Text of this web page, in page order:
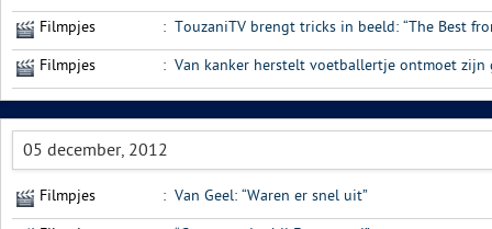
Filmpjes
: TouzaniTV brengt tricks in beeld: “The Best
Filmpjes : Van kanker herstelt voetballertje ontmoet zijn
05 december, 2012
Filmpjes : Van Geel: “Waren er snel uit”